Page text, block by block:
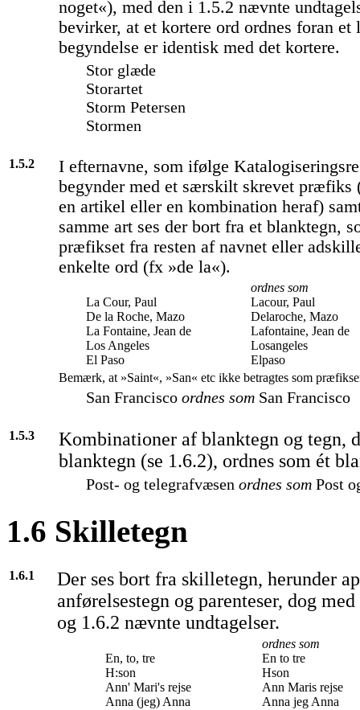
noget«), med den i 1.5.2 nævnte
bevirker, at et kortere ord ordnes foran
begyndelse er identisk med det kortere.
Stor glæde
Storartet
Storm Petersen
Stormen
1.5.2
I efternavne, som ifølge
begynder med et særskilt skrevet præfiks
en artikel eller en kombination heraf)
samme art ses der bort fra et blanktegn,
præfikset fra resten af navnet eller
enkelte ord (fx »de la«).
ordnes som
La Cour, Paul
Lacour, Paul
De la Roche, Mazo
Delaroche, Mazo
La Fontaine, Jean de
Lafontaine, Jean de
Los Angeles
Losangeles
El Paso
Elpaso
Bemærk, at »Saint«, »San« etc ikke betragtes som
San Francisco ordnes som San Francisco
1.5.3
Kombinationer af blanktegn og tegn,
blanktegn (se 1.6.2), ordnes som ét
Post- og telegrafvæsen ordnes som Post
1.6 Skilletegn
1.6.1
Der ses bort fra skilletegn, herunder
anførelsestegn og parenteser, dog
og 1.6.2 nævnte undtagelser.
ordnes som
En, to, tre
En to tre
H:son
Hson
Ann' Mari's rejse
Ann Maris rejse
Anna (jeg) Anna
Anna jeg Anna